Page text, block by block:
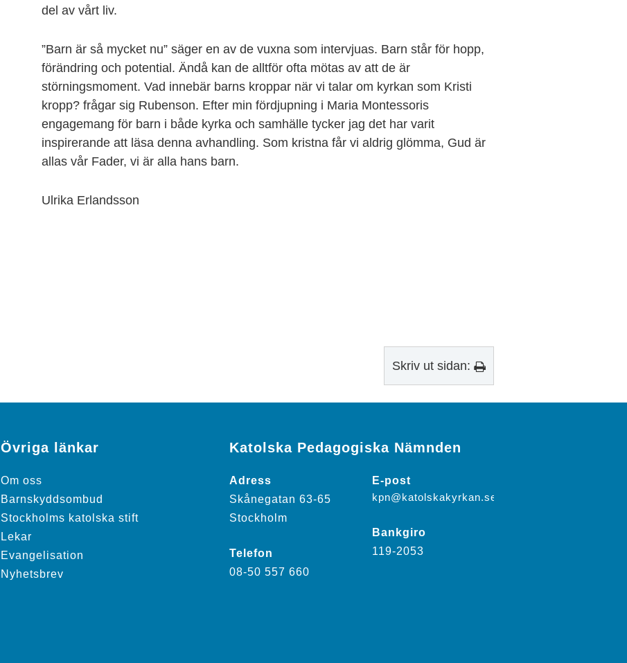
del av vårt liv.
”Barn är så mycket nu” säger en av de vuxna som intervjuas. Barn står för hopp,
förändring och potential. Ändå kan de alltför ofta mötas av att de är
störningsmoment. Vad innebär barns kroppar när vi talar om kyrkan som Kristi
kropp? frågar sig Rubenson. Efter min fördjupning i Maria Montessoris
engagemang för barn i både kyrka och samhälle tycker jag det har varit
inspirerande att läsa denna avhandling. Som kristna får vi aldrig glömma, Gud är
allas vår Fader, vi är alla hans barn.
Ulrika Erlandsson
Skriv ut sidan:
Övriga länkar
Om oss
Barnskyddsombud
Stockholms katolska stift
Lekar
Evangelisation
Nyhetsbrev
Katolska Pedagogiska Nämnden
Adress
Skånegatan 63-65
Stockholm
Telefon
08-50 557 660
E-post
kpn@katolskakyrkan.se
Bankgiro
119-2053